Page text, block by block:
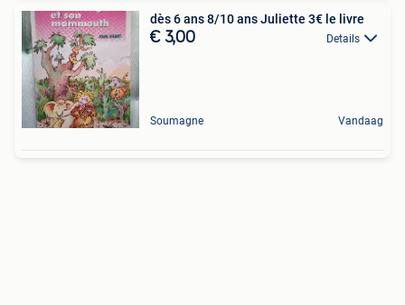
dès 6 ans 8/10 ans Juliette 3€ le livre
€ 3,00 Details
Soumagne Vandaag